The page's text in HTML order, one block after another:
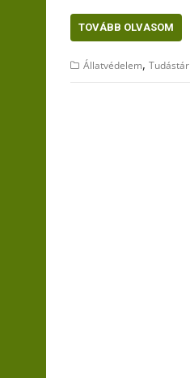
TOVÁBB OLVASOM
Állatvédelem, Tudástár